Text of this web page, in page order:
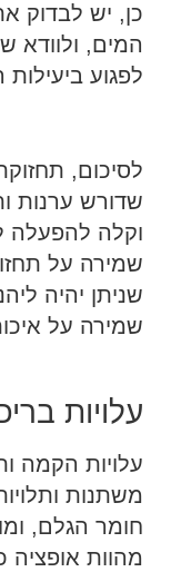
כן, יש לבדוק
המים, ולוודא
לפגוע
לסיכום,
שדורש ערנות
וקלה להפעלה
שמירה על
שניתן יהיה
שמירה על
עלויות
עלויות הקמה
משתנות
חומר הגלם,
מהוות אופציה